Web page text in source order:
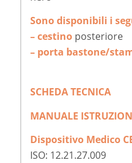
Sono disponibili i
– cestino posteriore
– porta bastone/
SCHEDA TECNICA
MANUALE
Dispositivo Medico
ISO: 12.21.27.009